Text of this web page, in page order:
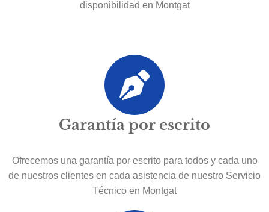
disponibilidad en Montgat
Garantía por escrito
Ofrecemos una garantía por escrito para todos y cada uno
de nuestros clientes en cada asistencia de nuestro Servicio
Técnico en Montgat